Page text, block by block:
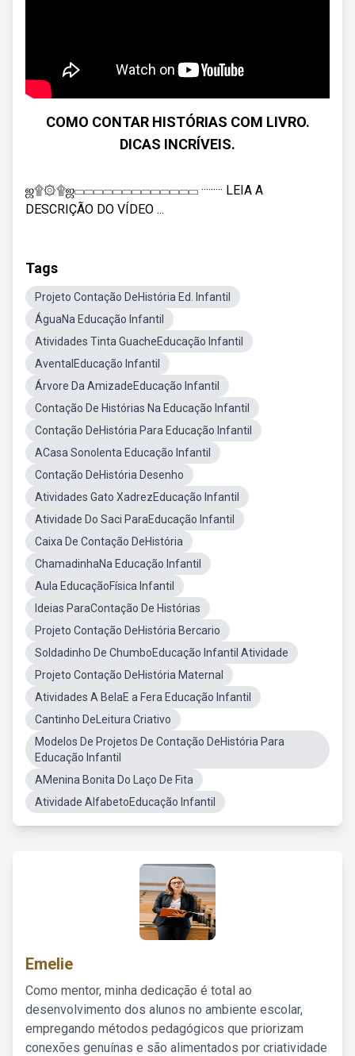
COMO CONTAR HISTÓRIAS COM LIVRO.
DICAS INCRÍVEIS.
ஜ۩۞۩ஜ▭▭▭▭▭▭▭▭▭▭▭▭▭ ········· LEIA A
DESCRIÇÃO DO VÍDEO ...
Tags
Projeto Contação DeHistória Ed. Infantil
ÁguaNa Educação Infantil
Atividades Tinta GuacheEducação Infantil
AventalEducação Infantil
Árvore Da AmizadeEducação Infantil
Contação De Histórias Na Educação Infantil
Contação DeHistória Para Educação Infantil
ACasa Sonolenta Educação Infantil
Contação DeHistória Desenho
Atividades Gato XadrezEducação Infantil
Atividade Do Saci ParaEducação Infantil
Caixa De Contação DeHistória
ChamadinhaNa Educação Infantil
Aula EducaçãoFísica Infantil
Ideias ParaContação De Histórias
Projeto Contação DeHistória Bercario
Soldadinho De ChumboEducação Infantil Atividade
Projeto Contação DeHistória Maternal
Atividades A BelaE a Fera Educação Infantil
Cantinho DeLeitura Criativo
Modelos De Projetos De Contação DeHistória Para
Educação Infantil
AMenina Bonita Do Laço De Fita
Atividade AlfabetoEducação Infantil
Emelie
Como mentor, minha dedicação é total ao
desenvolvimento dos alunos no ambiente escolar,
empregando métodos pedagógicos que priorizam
conexões genuínas e são alimentados por criatividade